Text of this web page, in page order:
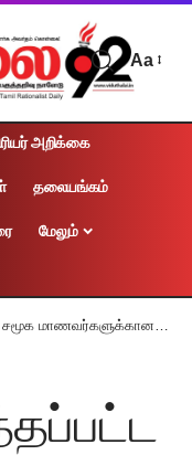
Aa
அறிக்கை
தலையங்கம்
மேலும்
டன் டன்னாக பழைய பேப்பர் கடைக்கு விற்கப்பட்டுள்ளன